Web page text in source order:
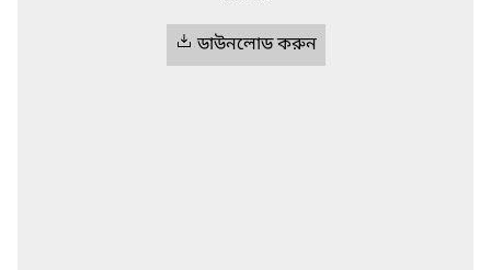
ডাউনলোড করুন